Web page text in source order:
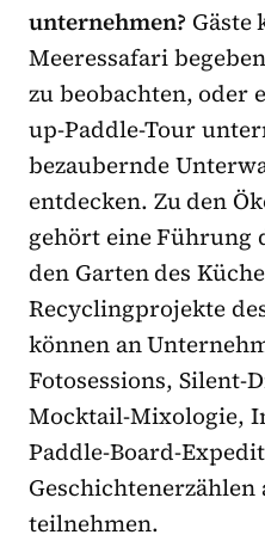
unternehmen? Gäste
Meeressafari
zu beobachten, oder
up-Paddle-Tour
bezaubernde
entdecken. Zu den
gehört eine Führung
den Garten des
Recyclingprojekte
können an
Fotosessions, Silent-
Mocktail-Mixologie,
Paddle-Board-
Geschichtenerzählen
teilnehmen.